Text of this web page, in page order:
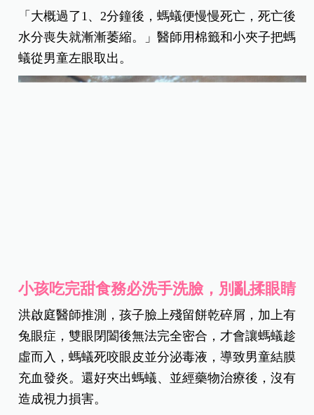
「大概過了1、2分鐘後，螞蟻便慢慢死亡，死亡後
水分喪失就漸漸萎縮。」醫師用棉籤和小夾子把螞
蟻從男童左眼取出。
小孩吃完甜食務必洗手洗臉，別亂揉眼睛
洪啟庭醫師推測，孩子臉上殘留餅乾碎屑，加上有
兔眼症，雙眼閉闔後無法完全密合，才會讓螞蟻趁
虛而入，螞蟻死咬眼皮並分泌毒液，導致男童結膜
充血發炎。還好夾出螞蟻、並經藥物治療後，沒有
造成視力損害。